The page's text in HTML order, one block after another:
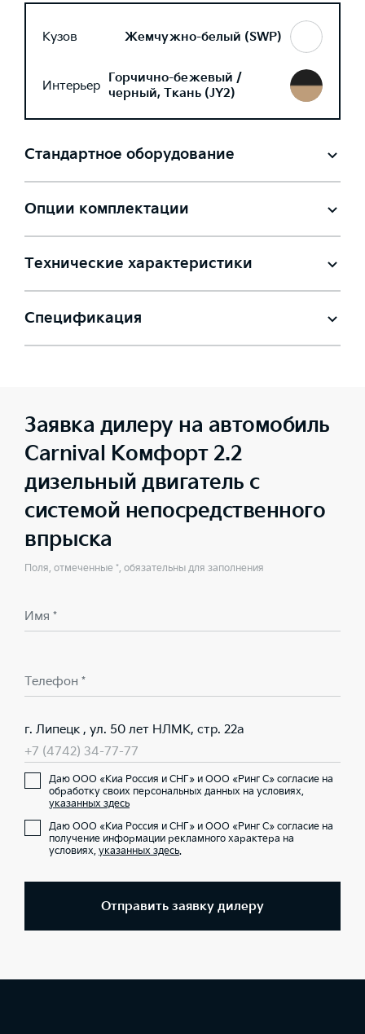
Кузов Жемчужно-белый (SWP)
Интерьер Горчично-бежевый /
черный, Ткань (JY2)
Стандартное оборудование
Опции комплектации
Технические характеристики
Спецификация
Заявка дилеру на автомобиль
Carnival Комфорт 2.2
дизельный двигатель с
системой непосредственного
впрыска
Поля, отмеченные *, обязательны для заполнения
Имя *
Телефон *
г. Липецк , ул. 50 лет НЛМК, стр. 22а
+7 (4742) 34-77-77
Даю ООО «Киа Россия и СНГ» и ООО «Ринг С» согласие на
обработку своих персональных данных на условиях,
указанных здесь
Даю ООО «Киа Россия и СНГ» и ООО «Ринг С» согласие на
получение информации рекламного характера на
условиях, указанных здесь.
Отправить заявку дилеру